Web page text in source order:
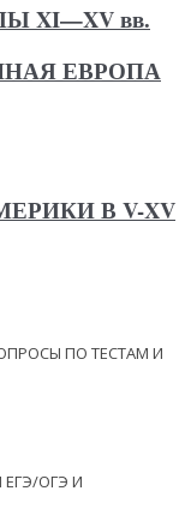
XI—XV вв.
ЕВРОПА
В V-XV
ПО ТЕСТАМ И
ОГЭ И